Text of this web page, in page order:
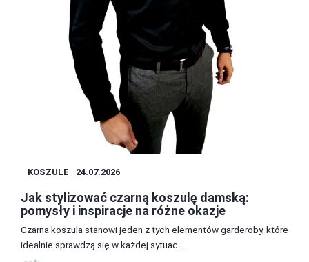
KOSZULE 24.07.2026
Jak stylizować czarną koszulę damską:
pomysły i inspiracje na różne okazje
Czarna koszula stanowi jeden z tych elementów garderoby, które
idealnie sprawdzą się w każdej sytuac...